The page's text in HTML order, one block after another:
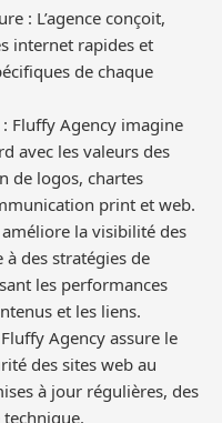
: L’agence conçoit,
internet rapides et
de chaque
Fluffy Agency imagine
avec les valeurs des
de logos, chartes
print et web.
améliore la visibilité des
des stratégies de
les performances
et les liens.
Agency assure le
des sites web au
à jour régulières, des